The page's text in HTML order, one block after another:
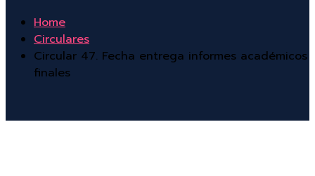
Home
Circulares
Circular 47. Fecha entrega informes académicos
finales